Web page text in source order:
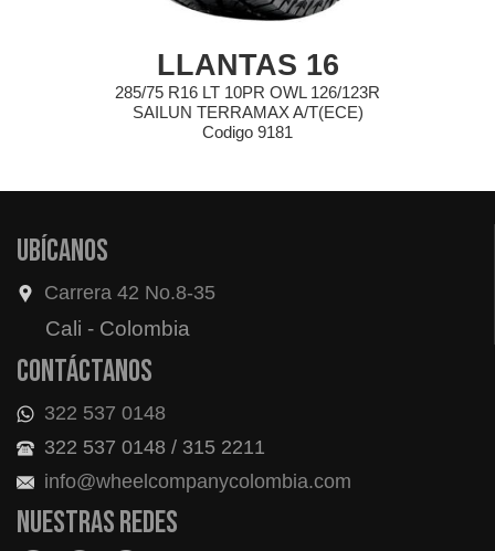
LLANTAS 16
285/75 R16 LT 10PR OWL 126/123R
SAILUN TERRAMAX A/T(ECE)
Codigo 9181
Ubícanos
Carrera 42 No.8-35
Cali - Colombia
Contáctanos
322 537 0148
322 537 0148 / 315 2211
info@wheelcompanycolombia.com
Nuestras redes